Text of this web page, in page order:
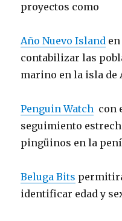
proyectos como
Año Nuevo Island
contabilizar las
marino en la isla de
Penguin Watch con
seguimiento
pingüinos en la
Beluga Bits
identificar edad y